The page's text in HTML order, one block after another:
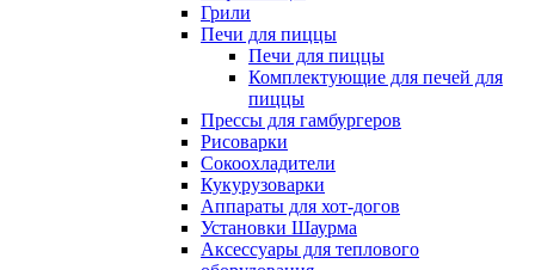
Грили
Печи для пиццы
Печи для пиццы
Комплектующие для печей для
пиццы
Прессы для гамбургеров
Рисоварки
Сокоохладители
Кукурузоварки
Аппараты для хот-догов
Установки Шаурма
Аксессуары для теплового